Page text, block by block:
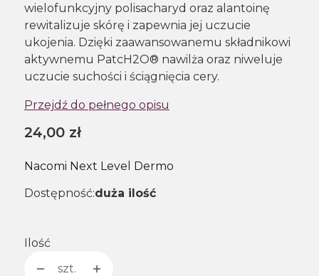
wielofunkcyjny polisacharyd oraz alantoinę
rewitalizuje skórę i zapewnia jej uczucie
ukojenia. Dzięki zaawansowanemu składnikowi
aktywnemu PatcH2O® nawilża oraz niweluje
uczucie suchości i ściągnięcia cery.
Przejdź do pełnego opisu
Cena
24,00 zł
Nacomi Next Level Dermo
Dostępność:duża ilość
Ilość
szt.